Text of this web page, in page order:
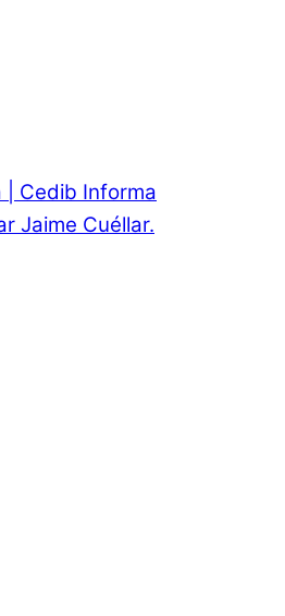
| Cedib Informa
Jaime Cuéllar.